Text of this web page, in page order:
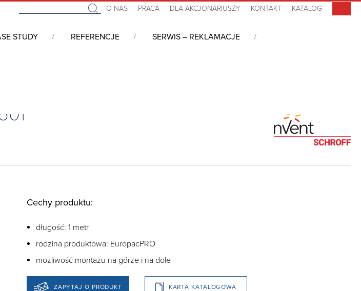
O NAS PRACA DLA AKCJONARIUSZY KONTAKT KATALOG
STUDY REFERENCJE SERWIS – REKLAMACJE
Cechy produktu:
długość: 1 metr
rodzina produktowa: EuropacPRO
możliwość montażu na górze i na dole
ZAPYTAJ O PRODUKT KARTA KATALOGOWA